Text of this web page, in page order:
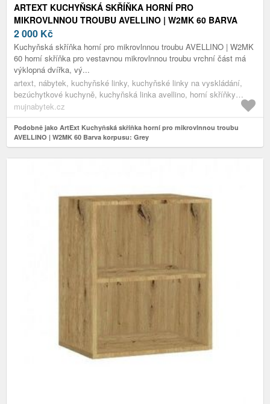
ARTEXT KUCHYŇSKÁ SKŘÍŇKA HORNÍ PRO
MIKROVLNNOU TROUBU AVELLINO | W2MK 60 BARVA
KORPUSU: GREY
2 000 Kč
Kuchyňská skříňka horní pro mikrovlnnou troubu AVELLINO | W2MK
60 horní skříňka pro vestavnou mikrovlnnou troubu vrchní část má
výklopná dvířka, vý...
artext, nábytek, kuchyňské linky, kuchyňské linky na vyskládání,
bezúchytkové kuchyně, kuchyňská linka avellino, horní skříňky
avellino, grey
mujnabytek.cz
Podobně jako ArtExt Kuchyňská skříňka horní pro mikrovlnnou troubu
AVELLINO | W2MK 60 Barva korpusu: Grey